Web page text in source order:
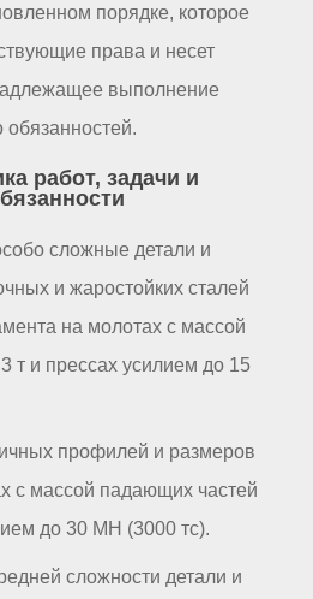
порядке, которое
права и несет
выполнение
работ, задачи и
сложные детали и
и жаростойких сталей
на молотах с массой
т и прессах усилием до 15
профилей и размеров
с массой падающих частей
до 30 МН (3000 тс).
сложности детали и